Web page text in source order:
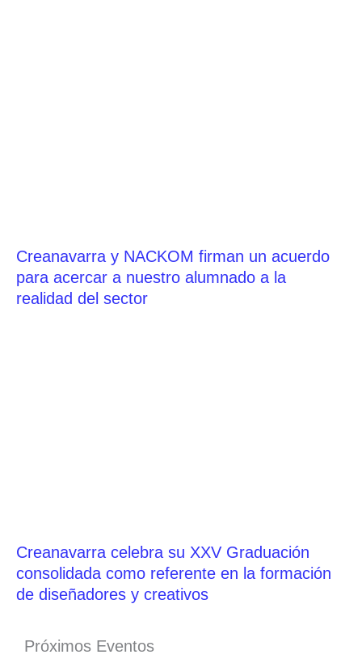
Creanavarra y NACKOM firman un acuerdo
para acercar a nuestro alumnado a la
realidad del sector
Creanavarra celebra su XXV Graduación
consolidada como referente en la formación
de diseñadores y creativos
Próximos Eventos